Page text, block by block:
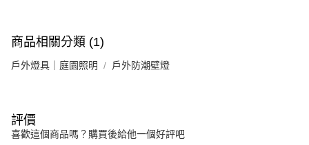
商品相關分類 (1)
戶外燈具｜庭園照明 戶外防潮壁燈
評價
喜歡這個商品嗎？購買後給他一個好評吧